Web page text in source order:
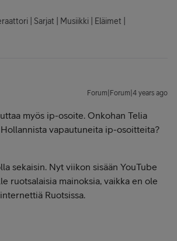
| Sarjat | Musiikki | Eläimet |
Forum|Forum|4 years ago
myös ip-osoite. Onkohan Telia
vapautuneita ip-osoitteita?
sekaisin. Nyt viikon sisään YouTube
ruotsalaisia mainoksia, vaikka en ole
Ruotsissa.